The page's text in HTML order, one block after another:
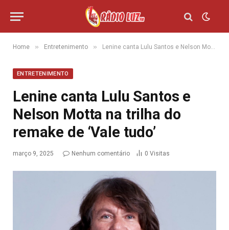
Home » Entretenimento » Lenine canta Lulu Santos e Nelson Motta na trilha do remake de ‘Vale tudo’
ENTRETENIMENTO
Lenine canta Lulu Santos e
Nelson Motta na trilha do
remake de ‘Vale tudo’
março 9, 2025 Nenhum comentário 0 Visitas